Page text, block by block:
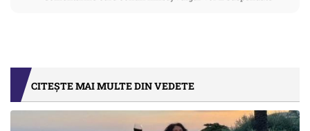
CITEȘTE MAI MULTE DIN VEDETE